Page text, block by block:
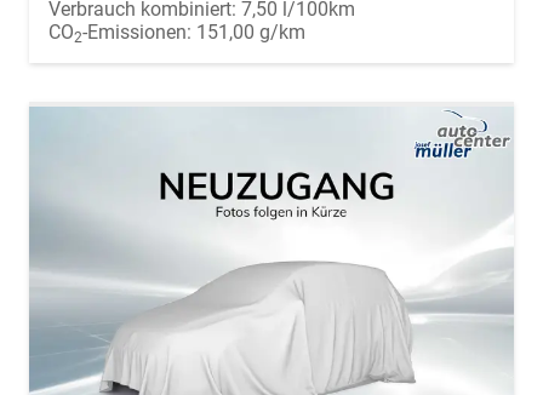
Verbrauch kombiniert: 7,50 l/100km
CO2-Emissionen: 151,00 g/km